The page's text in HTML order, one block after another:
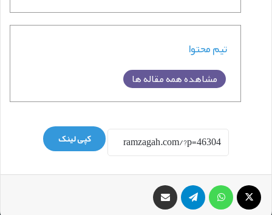
تیم محتوا
مشاهده همه مقاله ها
کپی لینک